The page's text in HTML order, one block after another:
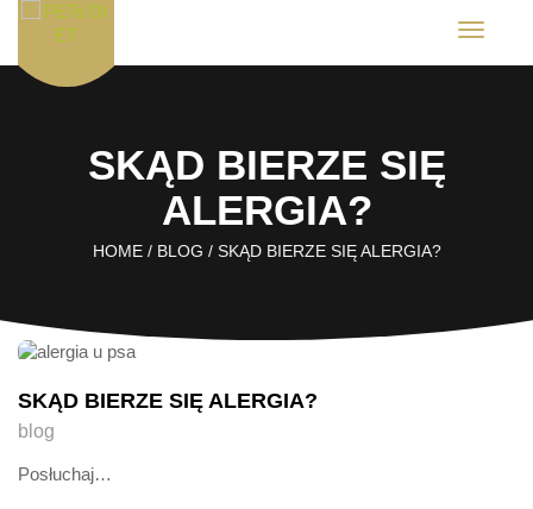
T
g
n
SKĄD BIERZE SIĘ
ALERGIA?
HOME/ BLOG / SKĄD BIERZE SIĘ ALERGIA?
SKĄD BIERZE SIĘ ALERGIA?
blog
Posłuchaj…